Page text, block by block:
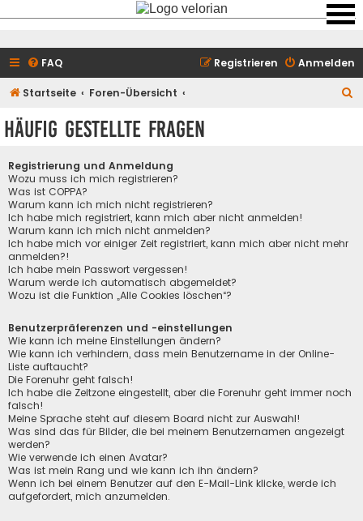
FAQ Anmelden
Registrieren
Startseite Foren-Übersicht
Häufig gestellte Fragen
Registrierung und Anmeldung
Wozu muss ich mich registrieren?
Was ist COPPA?
Warum kann ich mich nicht registrieren?
Ich habe mich registriert, kann mich aber nicht anmelden!
Warum kann ich mich nicht anmelden?
Ich habe mich vor einiger Zeit registriert, kann mich aber nicht mehr
anmelden?!
Ich habe mein Passwort vergessen!
Warum werde ich automatisch abgemeldet?
Wozu ist die Funktion „Alle Cookies löschen“?
Benutzerpräferenzen und -einstellungen
Wie kann ich meine Einstellungen ändern?
Wie kann ich verhindern, dass mein Benutzername in der Online-
Liste auftaucht?
Die Forenuhr geht falsch!
Ich habe die Zeitzone eingestellt, aber die Forenuhr geht immer noch
falsch!
Meine Sprache steht auf diesem Board nicht zur Auswahl!
Was sind das für Bilder, die bei meinem Benutzernamen angezeigt
werden?
Wie verwende ich einen Avatar?
Was ist mein Rang und wie kann ich ihn ändern?
Wenn ich bei einem Benutzer auf den E-Mail-Link klicke, werde ich
aufgefordert, mich anzumelden.